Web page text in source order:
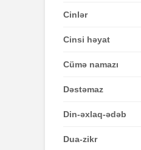
Cinlər
Cinsi həyat
Cümə namazı
Dəstəmaz
Din-əxlaq-ədəb
Dua-zikr